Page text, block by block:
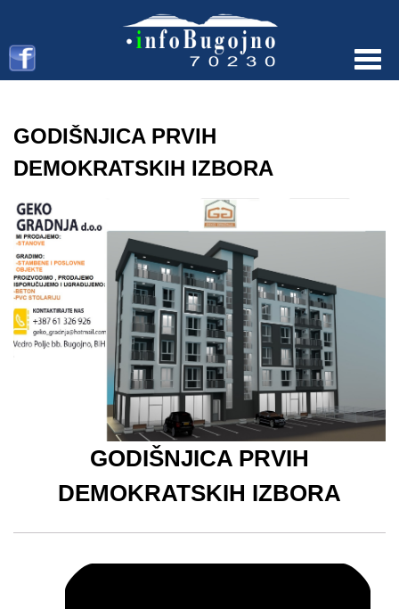
GODIŠNJICA PRVIH
DEMOKRATSKIH IZBORA
GODIŠNJICA PRVIH
DEMOKRATSKIH IZBORA